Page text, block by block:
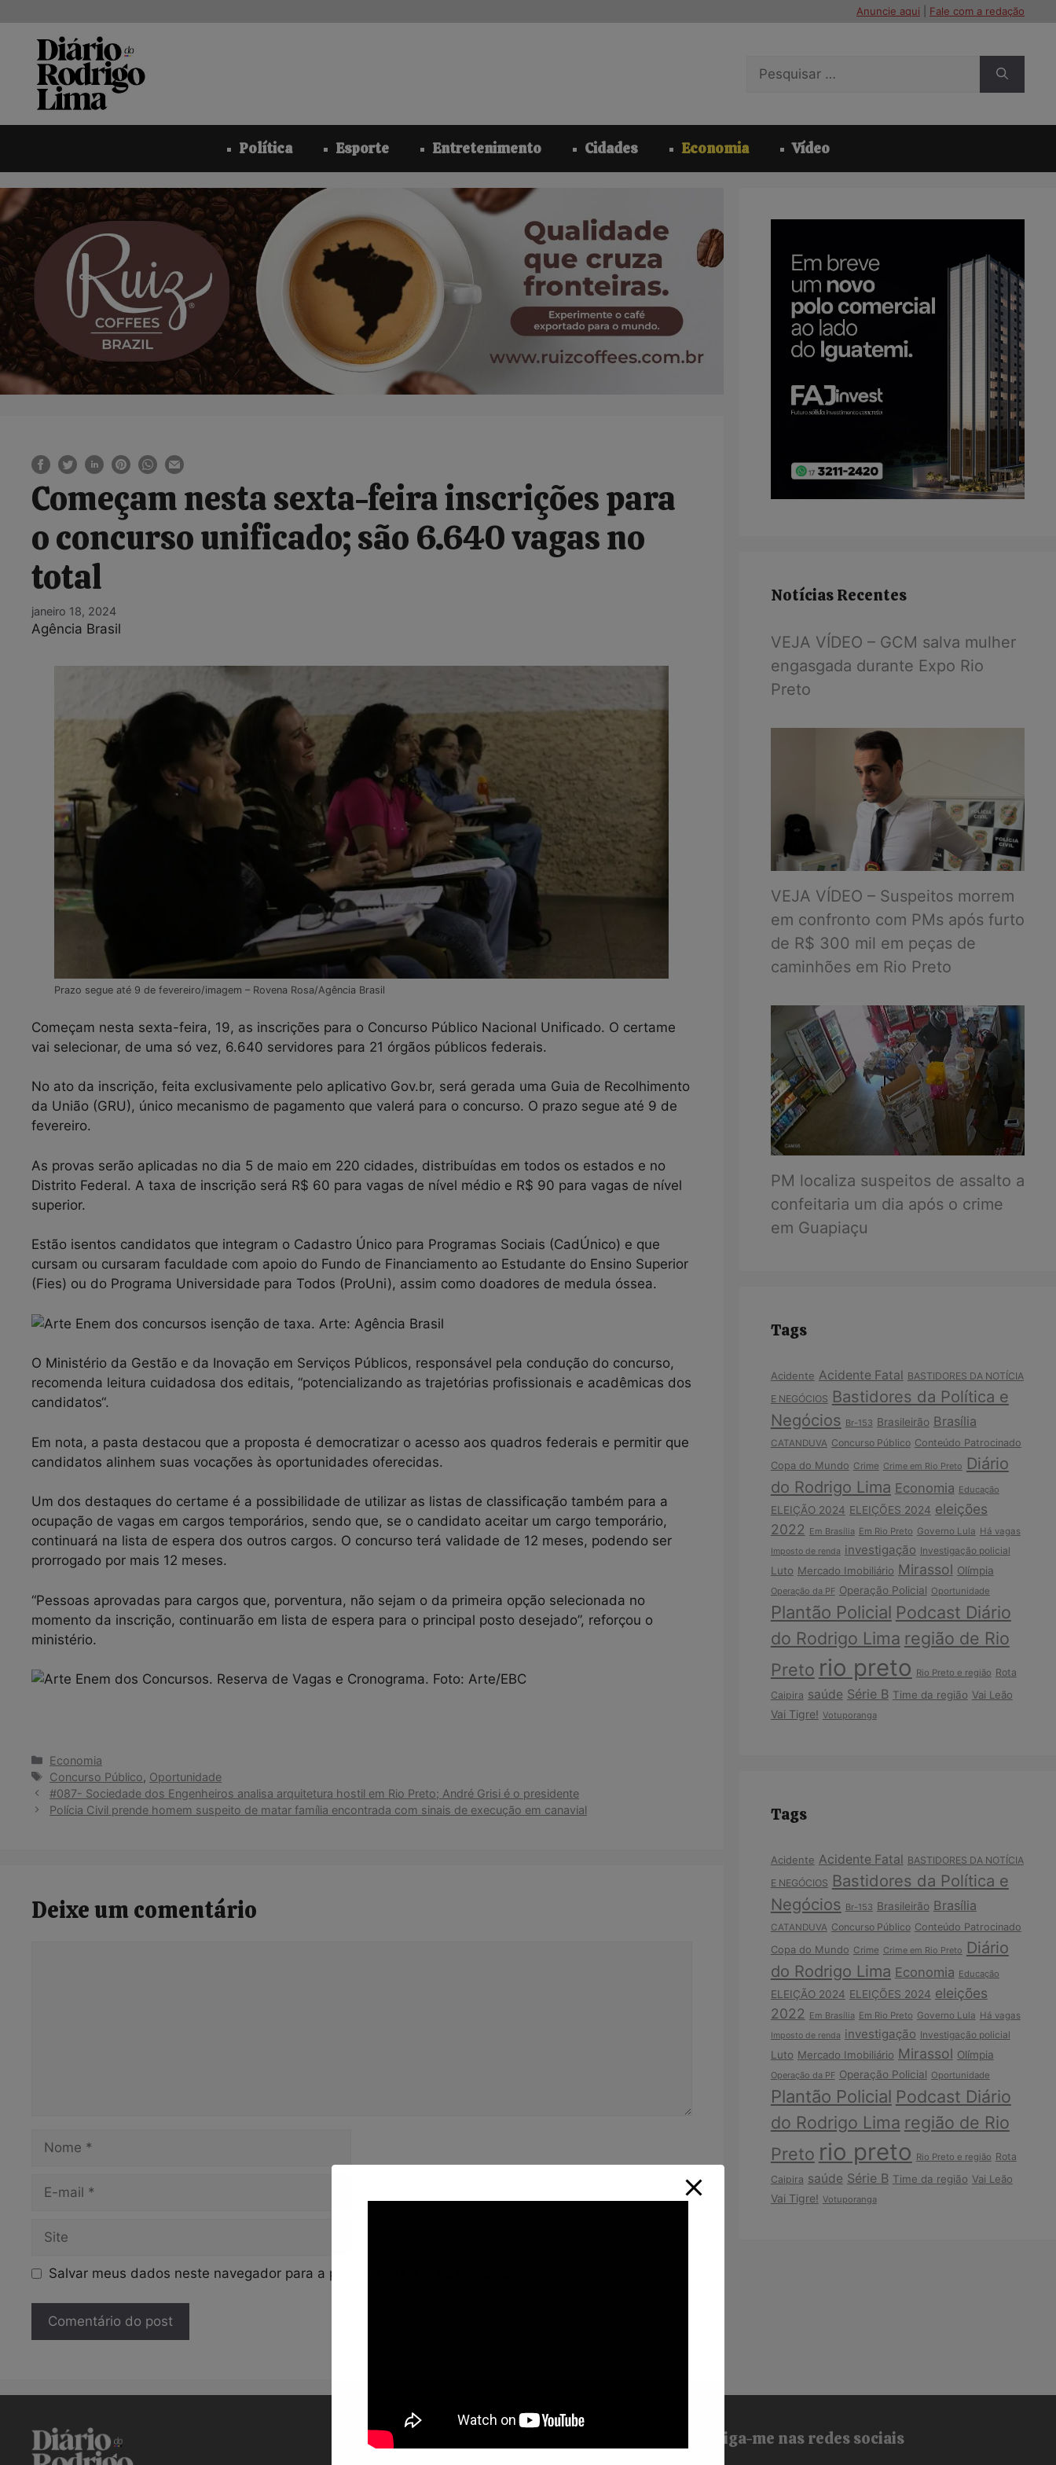
conteúdo
Anuncie aqui Fale com a redação
por:
Política Esporte Entretenimento Cidades Economia Vídeo
Começam nesta sexta-feira inscrições para
o concurso unificado; são 6.640 vagas no
total
janeiro 18, 2024
Agência Brasil
Prazo segue até 9 de fevereiro/imagem – Rovena Rosa/Agência Brasil
Começam nesta sexta-feira, 19, as inscrições para o Concurso Público Nacional Unificado. O certame
vai selecionar, de uma só vez, 6.640 servidores para 21 órgãos públicos federais.
No ato da inscrição, feita exclusivamente pelo aplicativo Gov.br, será gerada uma Guia de Recolhimento
da União (GRU), único mecanismo de pagamento que valerá para o concurso. O prazo segue até 9 de
fevereiro.
As provas serão aplicadas no dia 5 de maio em 220 cidades, distribuídas em todos os estados e no
Distrito Federal. A taxa de inscrição será R$ 60 para vagas de nível médio e R$ 90 para vagas de nível
superior.
Estão isentos candidatos que integram o Cadastro Único para Programas Sociais (CadÚnico) e que
cursam ou cursaram faculdade com apoio do Fundo de Financiamento ao Estudante do Ensino Superior
(Fies) ou do Programa Universidade para Todos (ProUni), assim como doadores de medula óssea.
O Ministério da Gestão e da Inovação em Serviços Públicos, responsável pela condução do concurso,
recomenda leitura cuidadosa dos editais, “potencializando as trajetórias profissionais e acadêmicas dos
candidatos“.
Em nota, a pasta destacou que a proposta é democratizar o acesso aos quadros federais e permitir que
candidatos alinhem suas vocações às oportunidades oferecidas.
Um dos destaques do certame é a possibilidade de utilizar as listas de classificação também para a
ocupação de vagas em cargos temporários, sendo que, se o candidato aceitar um cargo temporário,
continuará na lista de espera dos outros cargos. O concurso terá validade de 12 meses, podendo ser
prorrogado por mais 12 meses.
“Pessoas aprovadas para cargos que, porventura, não sejam o da primeira opção selecionada no
momento da inscrição, continuarão em lista de espera para o principal posto desejado”, reforçou o
ministério.
Categorias
Economia
Tags
Concurso Público, Oportunidade
#087- Sociedade dos Engenheiros analisa arquitetura hostil em Rio Preto; André Grisi é o presidente
Polícia Civil prende homem suspeito de matar família encontrada com sinais de execução em canavial
Deixe um comentário
mail
Salvar meus dados neste navegador para a próxima vez que eu comentar.
Notícias Recentes
VEJA VÍDEO – GCM salva mulher
engasgada durante Expo Rio
Preto
VEJA VÍDEO – Suspeitos morrem
em confronto com PMs após furto
de R$ 300 mil em peças de
caminhões em Rio Preto
PM localiza suspeitos de assalto a
confeitaria um dia após o crime
em Guapiaçu
Tags
Acidente Acidente Fatal BASTIDORES DA NOTÍCIA
E NEGÓCIOS Bastidores da Política e
Negócios Br-153 Brasileirão Brasília
CATANDUVA Concurso Público Conteúdo Patrocinado
Copa do Mundo Crime Crime em Rio Preto Diário
do Rodrigo Lima Economia Educação
ELEIÇÃO 2024 ELEIÇÕES 2024 eleições
2022 Em Brasília Em Rio Preto Governo Lula Há vagas
Imposto de renda investigação Investigação policial
Luto Mercado Imobiliário Mirassol Olímpia
Operação da PF Operação Policial Oportunidade
Plantão Policial Podcast Diário
do Rodrigo Lima região de Rio
Preto rio preto Rio Preto e região Rota
Caipira saúde Série B Time da região Vai Leão
Vai Tigre! Votuporanga
Tags
Acidente Acidente Fatal BASTIDORES DA NOTÍCIA
E NEGÓCIOS Bastidores da Política e
Negócios Br-153 Brasileirão Brasília
CATANDUVA Concurso Público Conteúdo Patrocinado
Copa do Mundo Crime Crime em Rio Preto Diário
do Rodrigo Lima Economia Educação
ELEIÇÃO 2024 ELEIÇÕES 2024 eleições
2022 Em Brasília Em Rio Preto Governo Lula Há vagas
Imposto de renda investigação Investigação policial
Luto Mercado Imobiliário Mirassol Olímpia
Operação da PF Operação Policial Oportunidade
Plantão Policial Podcast Diário
do Rodrigo Lima região de Rio
Preto rio preto Rio Preto e região Rota
Caipira saúde Série B Time da região Vai Leão
Vai Tigre! Votuporanga
Informações Siga-me nas redes sociais